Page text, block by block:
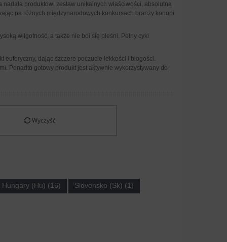
produktowi zestaw unikalnych właściwości, absolutną
na różnych międzynarodowych konkursach branży konopi
wilgotność, a także nie boi się pleśni. Pełny cykl
dając szczere poczucie lekkości i błogości.
Ponadto gotowy produkt jest aktywnie wykorzystywany do
Wyczyść
Hungary (Hu) (16) Slovensko (Sk) (1)